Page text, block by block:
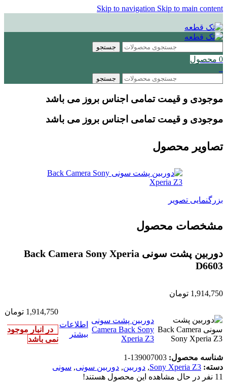
Skip to navigation Skip to main content
جستجو
0 محصول
جستجو
موجودی و قیمت تمامی اجناس بروز می باشد
موجودی و قیمت تمامی اجناس بروز می باشد
تصاویر محصول
بزرگنمایی تصویر
مشخصات محصول
دوربین پشت سونی Back Camera Sony Xperia
D6603
1,914,750 تومان
دوربین پشت سونی
Camera Back Sony
Xperia Z3
اطلاعات
بیشتر
1,914,750 تومان
در انبار موجود
نمی باشد
شناسه محصول: 139007003-1
دسته: Sony Xperia Z3
, دوربین, دوربین سونی, سونی
11 نفر در حال مشاهده این محصول هستند!